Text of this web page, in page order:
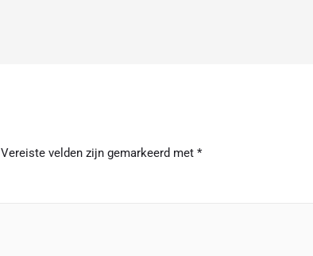
Vereiste velden zijn gemarkeerd met*